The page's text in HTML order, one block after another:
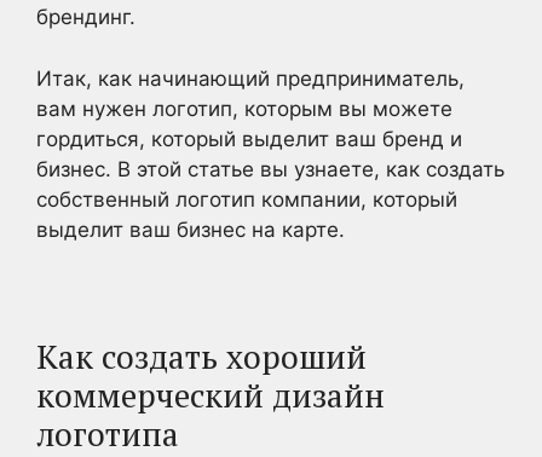
брендинг.
Итак, как начинающий предприниматель,
вам нужен логотип, которым вы можете
гордиться, который выделит ваш бренд и
бизнес. В этой статье вы узнаете, как создать
собственный логотип компании, который
выделит ваш бизнес на карте.
Как создать хороший
коммерческий дизайн
логотипа